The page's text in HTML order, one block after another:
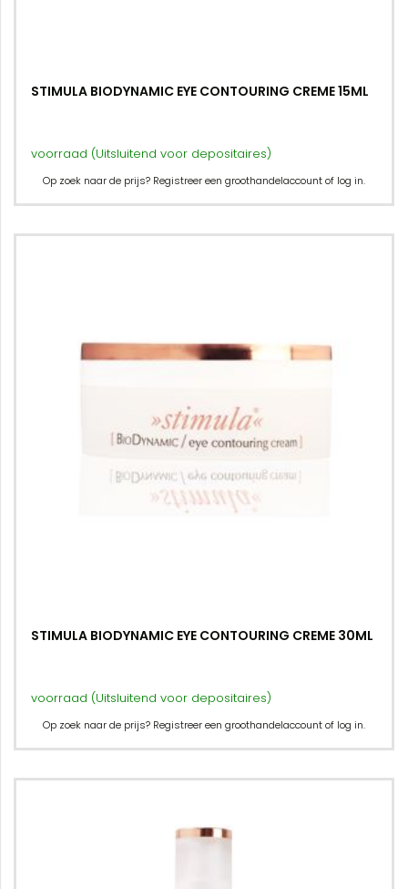
STIMULA BIODYNAMIC EYE CONTOURING CREME 15ML
voorraad (Uitsluitend voor depositaires)
Op zoek naar de prijs? Registreer een groothandelaccount of log in.
STIMULA BIODYNAMIC EYE CONTOURING CREME 30ML
voorraad (Uitsluitend voor depositaires)
Op zoek naar de prijs? Registreer een groothandelaccount of log in.